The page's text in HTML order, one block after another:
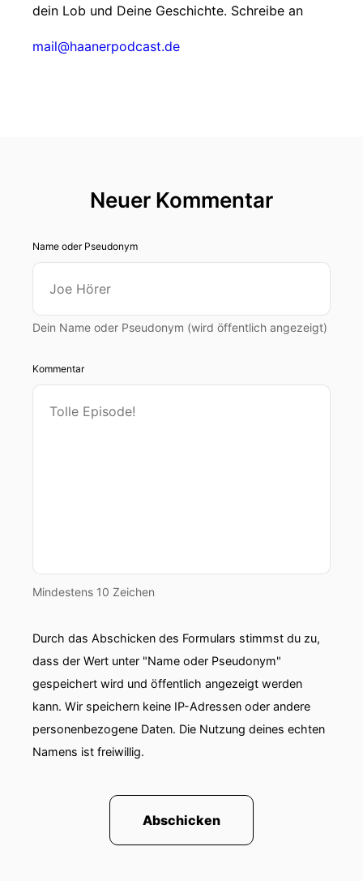
dein Lob und Deine Geschichte. Schreibe an
mail@haanerpodcast.de
Neuer Kommentar
Name oder Pseudonym
Dein Name oder Pseudonym (wird öffentlich angezeigt)
Kommentar
Mindestens 10 Zeichen
Durch das Abschicken des Formulars stimmst du zu,
dass der Wert unter "Name oder Pseudonym"
gespeichert wird und öffentlich angezeigt werden
kann. Wir speichern keine IP-Adressen oder andere
personenbezogene Daten. Die Nutzung deines echten
Namens ist freiwillig.
Abschicken